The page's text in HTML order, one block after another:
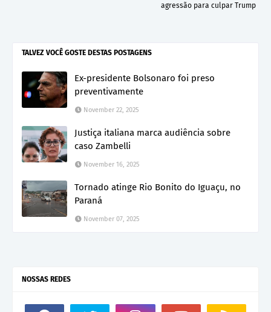
agressão para culpar Trump
TALVEZ VOCÊ GOSTE DESTAS POSTAGENS
Ex-presidente Bolsonaro foi preso
preventivamente
November 22, 2025
Justiça italiana marca audiência sobre
caso Zambelli
November 16, 2025
Tornado atinge Rio Bonito do Iguaçu, no
Paraná
November 07, 2025
NOSSAS REDES